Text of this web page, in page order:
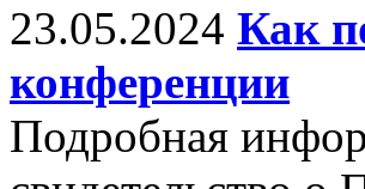
23.05.2024 Как
конференции
Подробная